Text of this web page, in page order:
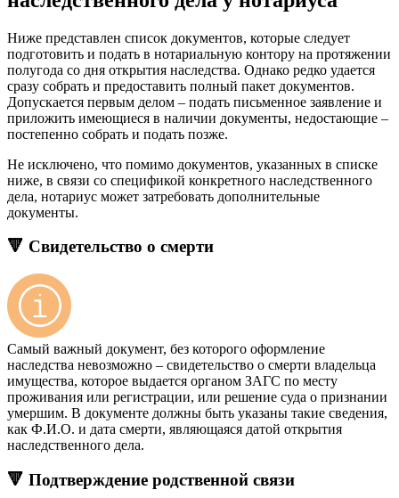
Ниже представлен список документов, которые следует
подготовить и подать в нотариальную контору на протяжении
полугода со дня открытия наследства. Однако редко удается
сразу собрать и предоставить полный пакет документов.
Допускается первым делом – подать письменное заявление и
приложить имеющиеся в наличии документы, недостающие –
постепенно собрать и подать позже.
Не исключено, что помимо документов, указанных в списке
ниже, в связи со спецификой конкретного наследственного
дела, нотариус может затребовать дополнительные
документы.
🔻 Свидетельство о смерти
Самый важный документ, без которого оформление
наследства невозможно – свидетельство о смерти владельца
имущества, которое выдается органом ЗАГС по месту
проживания или регистрации, или решение суда о признании
умершим. В документе должны быть указаны такие сведения,
как Ф.И.О. и дата смерти, являющаяся датой открытия
наследственного дела.
🔻 Подтверждение родственной связи